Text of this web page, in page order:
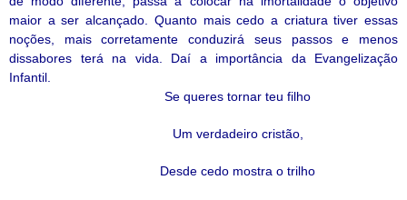
maior a ser alcançado. Quanto mais cedo a criatura tiver essas
noções, mais corretamente conduzirá seus passos e menos
dissabores terá na vida. Daí a importância da Evangelização
Infantil.
Se queres tornar teu filho
Um verdadeiro cristão,
Desde cedo mostra o trilho